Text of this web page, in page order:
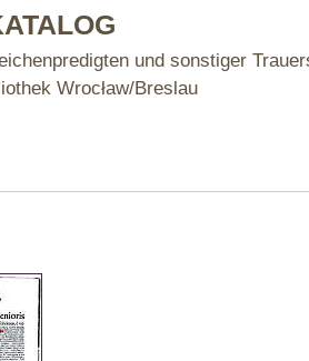
und sonstiger
Wrocław/Breslau